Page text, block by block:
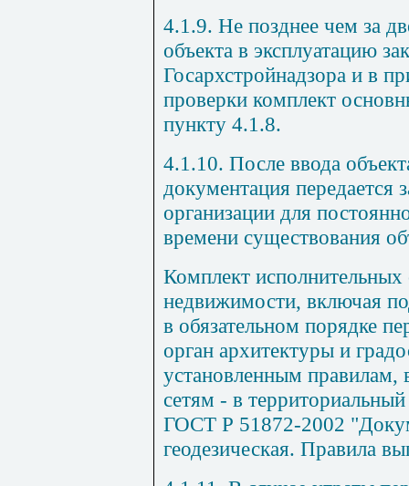
4.1.9. Не позднее чем за
объекта в эксплуатацию
Госархстройнадзора и в
проверки комплект
пункту 4.1.8.
4.1.10. После ввода
документация передается
организации для
времени существования
Комплект
недвижимости, включая
в обязательном порядке
орган архитектуры и
установленным
сетям - в
ГОСТ Р 51872-2002
геодезическая. Правила